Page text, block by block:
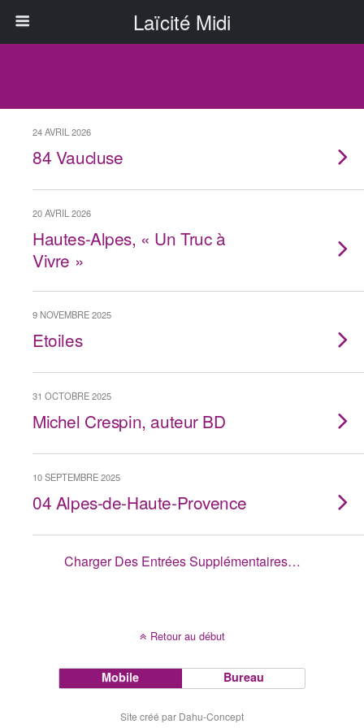
Laïcité Midi
24 AVRIL 2026
84 Vaucluse
20 AVRIL 2026
Hautes-Alpes, « Un Truc à
Vivre »
9 NOVEMBRE 2025
Etoiles
31 OCTOBRE 2025
Michel Crespin, auteur BD
10 SEPTEMBRE 2025
04 Alpes-de-Haute-Provence
Charger Des Entrées Supplémentaires…
Retour au début
Mobile Bureau
Site créé par Dahu-Concept